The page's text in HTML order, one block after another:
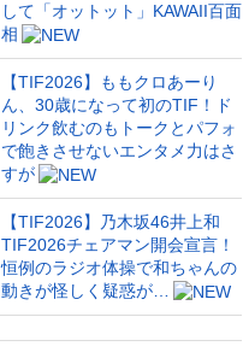
して「オットット」KAWAII百面
相
【TIF2026】ももクロあーり
ん、30歳になって初のTIF！ド
リンク飲むのもトークとパフォ
で飽きさせないエンタメ力はさ
すが
【TIF2026】乃木坂46井上和
TIF2026チェアマン開会宣言！
恒例のラジオ体操で和ちゃんの
動きが怪しく疑惑が…